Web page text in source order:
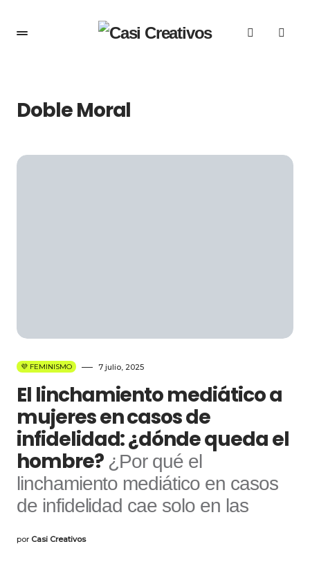
Doble Moral
💜 FEMINISMO 7 julio, 2025
El linchamiento mediático a
mujeres en casos de
infidelidad: ¿dónde queda el
hombre? ¿Por qué el
linchamiento mediático en casos
de infidelidad cae solo en las
por Casi Creativos